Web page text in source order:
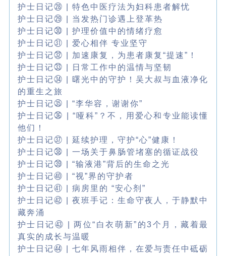
护士日记㉘ | 特色中医疗法为妇科患者解忧
护士日记㉙ | 当发热门诊遇上登革热
护士日记㉚ | 护理价值中的情绪疗愈
护士日记㉛ | 爱心相伴 专业坚守
护士日记㉜ | 加速康复，为患者康复“提速”！
护士日记㉝ | 日常工作中的温情与坚韧
护士日记㉞ | 曙光中的守护！吴大叔与血液净化
的重生之旅
护士日记㉟ | “李华容，谢谢你”
护士日记㊱ | “哑科”？不，用爱心和专业能读懂
他们！
护士日记㊲ | 延续护理，守护“心”健康！
护士日记㊳ | 一场关于鼻肠管堵塞的循证战役
护士日记㊴ | “输液港”背后的生命之光
护士日记㊵ | “视”界的守护者
护士日记㊶ | 病房里的 “安心剂”
护士日记㊷ | 夜班手记：生命守夜人，于静默中
藏奔涌
护士日记㊸ | 两位“白衣萌新”的3个月，藏着最
真实的成长与温暖
护士日记㊹ | 七年风雨相伴，在爱与责任中砥砺